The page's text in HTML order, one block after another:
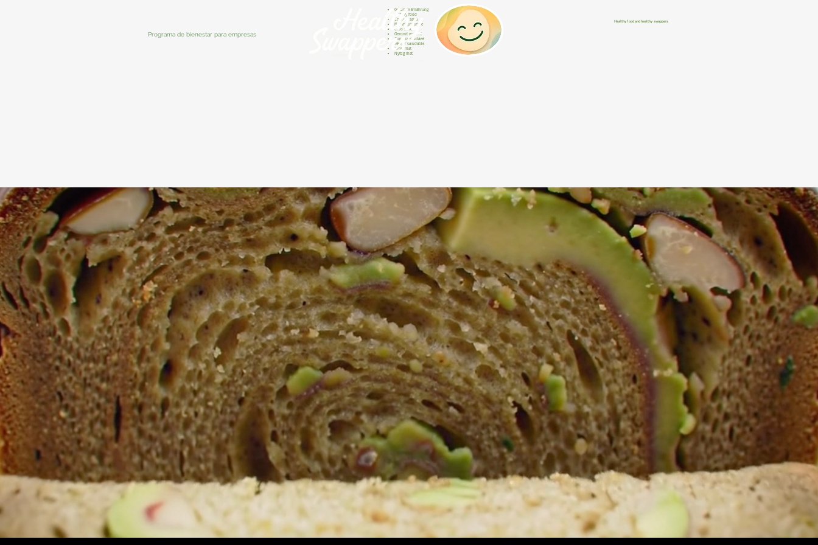
Programa de bienestar para empresas
Gesunde Ernährung
Healthy food
Comida sana
Nourriture saine
Cibo sano
Gezond voedsel
Comida saudável
Menjar saludable
Sunn mat
Nyttig mat
Healthy food and healthy swappers